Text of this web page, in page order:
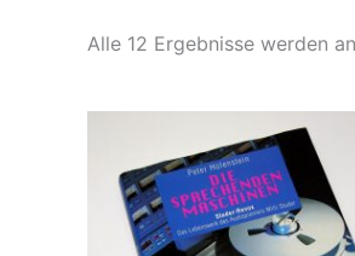
Alle 12 Ergebnisse werden